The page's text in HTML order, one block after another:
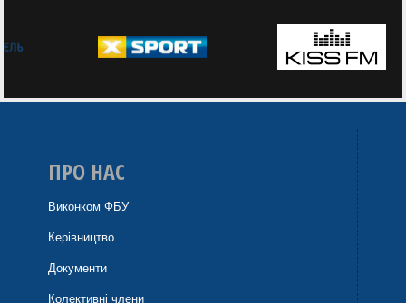
ПРО НАС
Виконком ФБУ
Керівництво
Документи
Колективні члени